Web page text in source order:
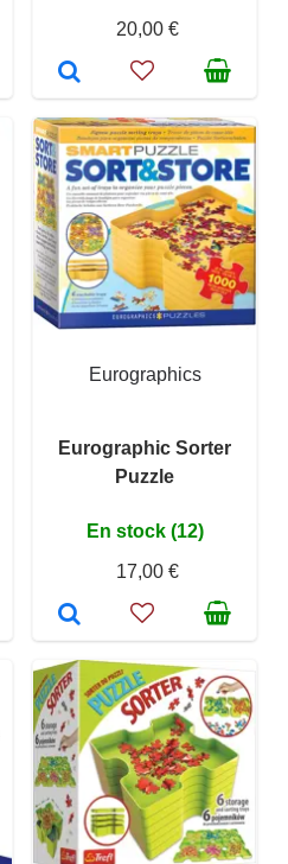
20,00 €
Eurographics
Eurographic Sorter
Puzzle
En stock (12)
17,00 €